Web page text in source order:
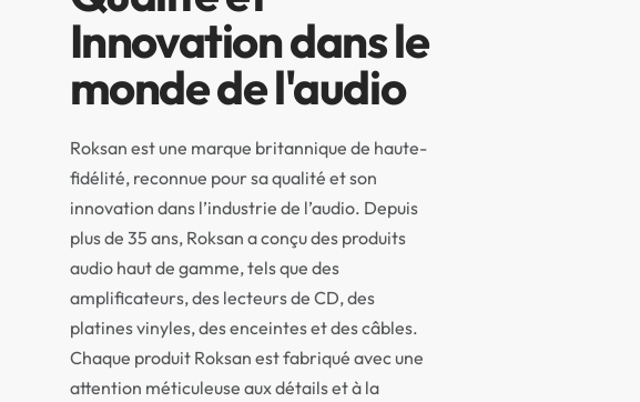
Innovation dans le
monde de l'audio
Roksan est une marque britannique de haute-
fidélité, reconnue pour sa qualité et son
innovation dans l’industrie de l’audio. Depuis
plus de 35 ans, Roksan a conçu des produits
audio haut de gamme, tels que des
amplificateurs, des lecteurs de CD, des
platines vinyles, des enceintes et des câbles.
Chaque produit Roksan est fabriqué avec une
attention méticuleuse aux détails et à la